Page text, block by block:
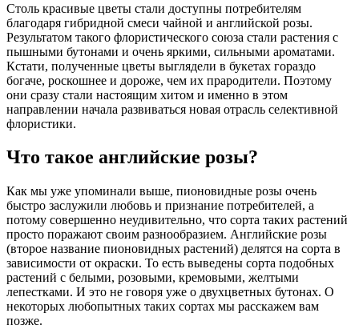
Столь красивые цветы стали доступны потребителям
благодаря гибридной смеси чайной и английской розы.
Результатом такого флористического союза стали растения с
пышными бутонами и очень яркими, сильными ароматами.
Кстати, полученные цветы выглядели в букетах гораздо
богаче, роскошнее и дороже, чем их прародители. Поэтому
они сразу стали настоящим хитом и именно в этом
направлении начала развиваться новая отрасль селективной
флористики.
Что такое английские розы?
Как мы уже упоминали выше, пионовидные розы очень
быстро заслужили любовь и признание потребителей, а
потому совершенно неудивительно, что сорта таких растений
просто поражают своим разнообразием. Английские розы
(второе название пионовидных растений) делятся на сорта в
зависимости от окраски. То есть выведены сорта подобных
растений с белыми, розовыми, кремовыми, желтыми
лепестками. И это не говоря уже о двухцветных бутонах. О
некоторых любопытных таких сортах мы расскажем вам
позже.